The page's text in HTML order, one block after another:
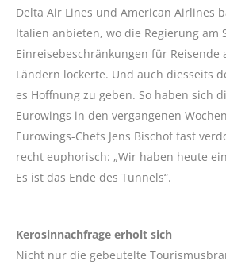
Delta Air Lines und American Airlines
Italien anbieten, wo die Regierung am
Einreisebeschränkungen für Reisende
Ländern lockerte. Und auch diesseits
es Hoffnung zu geben. So haben sich
Eurowings in den vergangenen
Eurowings-Chefs Jens Bischof fast
recht euphorisch: „Wir haben heute
Es ist das Ende des Tunnels“.
Kerosinnachfrage erholt sich
Nicht nur die gebeutelte